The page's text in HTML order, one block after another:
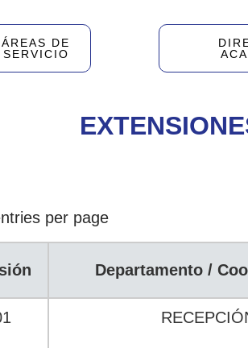
ÁREAS DE
SERVICIO
per page
Departamento /